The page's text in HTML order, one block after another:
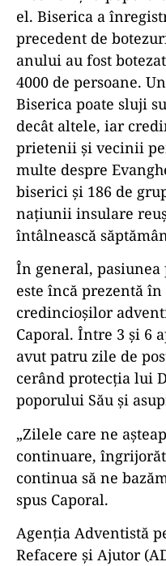
el. Biserica a
precedent de
anului au fost
4000 de persoane.
Biserica poate sluji
decât altele, iar
prietenii și vecinii
multe despre
biserici și 186 de
națiunii insulare
întâlnească
În general,
este încă prezentă
credincioșilor
Caporal. Între 3 și 6
avut patru zile de
cerând protecția lui
poporului Său și
„Zilele care ne
continuare,
continua să ne
spus Caporal.
Agenția Adventistă
Refacere și Ajutor